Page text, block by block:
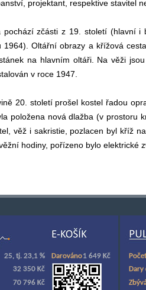
projektant, respektive stavitel
pochází zčásti z 19. století (hlavní
1964). Oltářní obrazy a křížová
na hlavním oltáři. Na věži
v roce 1947.
20. století prošel kostel řadou
položena nová dlažba (v prostoru
věž i sakristie, pozlacen byl kříž
hodiny, pořízeno bylo elektrické